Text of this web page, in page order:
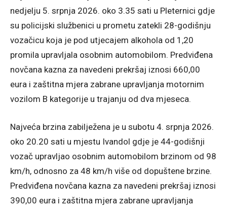
nedjelju 5. srpnja 2026. oko 3.35 sati u Pleternici gdje
su policijski službenici u prometu zatekli 28-godišnju
vozačicu koja je pod utjecajem alkohola od 1,20
promila upravljala osobnim automobilom. Predviđena
novčana kazna za navedeni prekršaj iznosi 660,00
eura i zaštitna mjera zabrane upravljanja motornim
vozilom B kategorije u trajanju od dva mjeseca.
Najveća brzina zabilježena je u subotu 4. srpnja 2026.
oko 20.20 sati u mjestu Ivandol gdje je 44-godišnji
vozač upravljao osobnim automobilom brzinom od 98
km/h, odnosno za 48 km/h više od dopuštene brzine.
Predviđena novčana kazna za navedeni prekršaj iznosi
390,00 eura i zaštitna mjera zabrane upravljanja